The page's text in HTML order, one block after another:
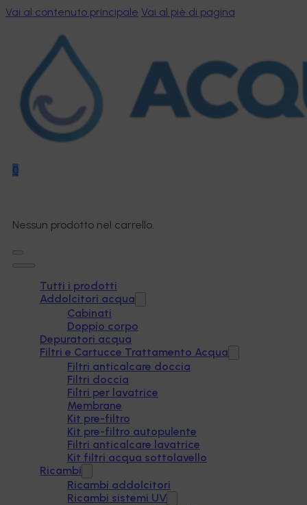
Vai al contenuto principale Vai al piè di pagina
0
Nessun prodotto nel carrello.
Tutti i prodotti
Addolcitori acqua
Cabinati
Doppio corpo
Depuratori acqua
Filtri e Cartucce Trattamento Acqua
Filtri anticalcare doccia
Filtri doccia
Filtri per lavatrice
Membrane
Kit pre-filtro
Kit pre-filtro autopulente
Filtri anticalcare lavatrice
Kit filtri acqua sottolavello
Ricambi
Ricambi addolcitori
Ricambi sistemi UV